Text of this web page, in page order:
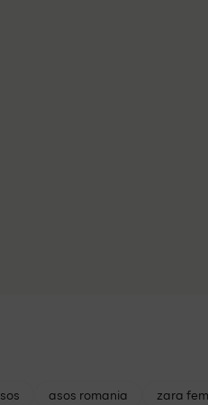
asos romania zara